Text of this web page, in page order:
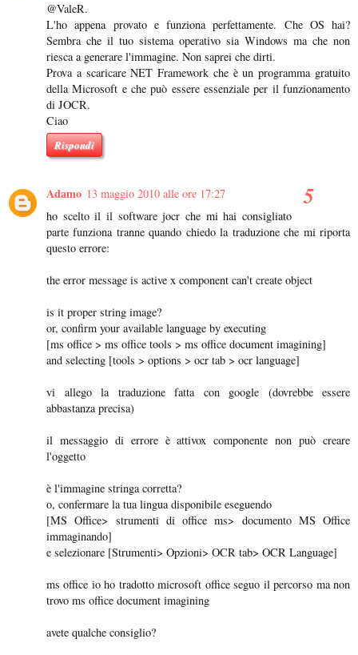
@ValeR.
L'ho appena provato e funziona perfettamente. Che OS hai?
Sembra che il tuo sistema operativo sia Windows ma che non
riesca a generare l'immagine. Non saprei che dirti.
Prova a scaricare NET Framework che è un programma gratuito
della Microsoft e che può essere essenziale per il funzionamento
di JOCR.
Ciao
Rispondi
Adamo 13 maggio 2010 alle ore 17:27
ho scelto il il software jocr che mi hai consigliato
parte funziona tranne quando chiedo la traduzione che mi riporta
questo errore:
the error message is active x component can't create object
is it proper string image?
or, confirm your available language by executing
[ms office > ms office tools > ms office document imagining]
and selecting [tools > options > ocr tab > ocr language]
vi allego la traduzione fatta con google (dovrebbe essere
abbastanza precisa)
il messaggio di errore è attivox componente non può creare
l'oggetto
è l'immagine stringa corretta?
o, confermare la tua lingua disponibile eseguendo
[MS Office> strumenti di office ms> documento MS Office
immaginando]
e selezionare [Strumenti> Opzioni> OCR tab> OCR Language]
ms office io ho tradotto microsoft office seguo il percorso ma non
trovo ms office document imagining
avete qualche consiglio?